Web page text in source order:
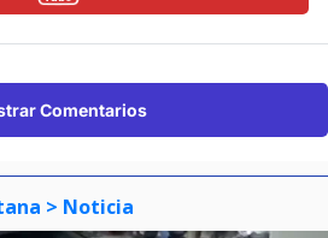
Comentarios
> Noticia